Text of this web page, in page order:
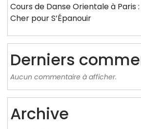
Cours de Danse Orientale à Paris
Cher pour S’Épanouir
Derniers
Aucun commentaire à afficher.
Archive